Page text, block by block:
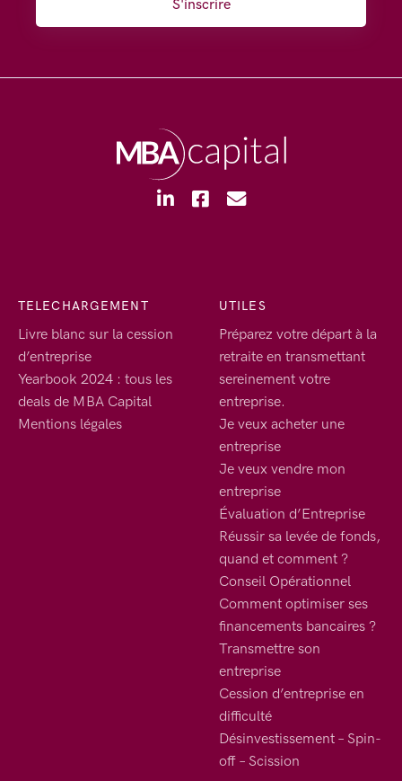
S'inscrire
TELECHARGEMENT
Livre blanc sur la cession
d’entreprise
Yearbook 2024 : tous les
deals de MBA Capital
Mentions légales
UTILES
Préparez votre départ à la
retraite en transmettant
sereinement votre
entreprise.
Je veux acheter une
entreprise
Je veux vendre mon
entreprise
Évaluation d’Entreprise
Réussir sa levée de fonds,
quand et comment ?
Conseil Opérationnel
Comment optimiser ses
financements bancaires ?
Transmettre son
entreprise
Cession d’entreprise en
difficulté
Désinvestissement – Spin-
off – Scission